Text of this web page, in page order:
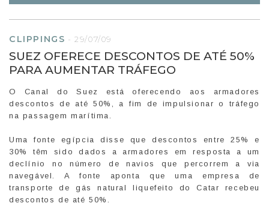
CLIPPINGS - 29/07/09
SUEZ OFERECE DESCONTOS DE ATÉ 50%
PARA AUMENTAR TRÁFEGO
O Canal do Suez está oferecendo aos armadores
descontos de até 50%, a fim de impulsionar o tráfego
na passagem marítima.
Uma fonte egípcia disse que descontos entre 25% e
30% têm sido dados a armadores em resposta a um
declínio no número de navios que percorrem a via
navegável. A fonte aponta que uma empresa de
transporte de gás natural liquefeito do Catar recebeu
descontos de até 50%.